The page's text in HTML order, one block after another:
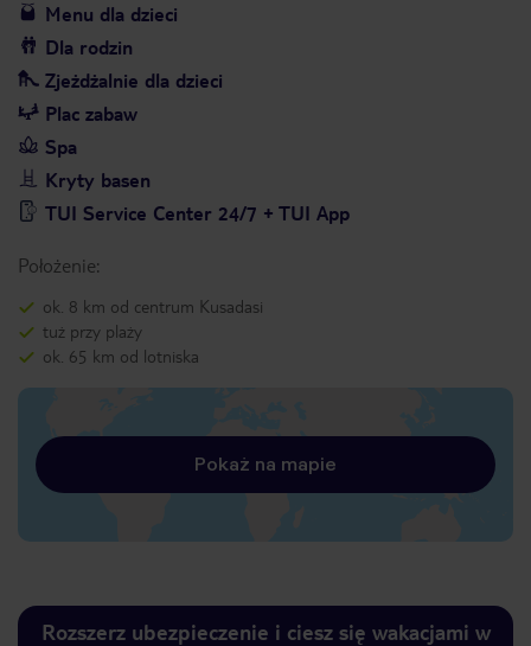
Menu dla dzieci
Dla rodzin
Zjeżdżalnie dla dzieci
Plac zabaw
Spa
Kryty basen
TUI Service Center 24/7 + TUI App
Położenie:
ok. 8 km od centrum Kusadasi
tuż przy plaży
ok. 65 km od lotniska
Pokaż na mapie
Rozszerz ubezpieczenie i ciesz się wakacjami w